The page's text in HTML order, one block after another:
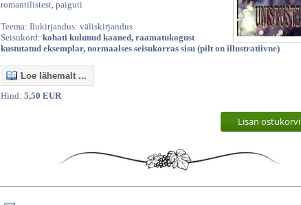
romantilistest, paiguti
Teema: Ilukirjandus: väliskirjandus
Seisukord: kohati kulunud kaaned, raamatukogust
kustutatud eksemplar, normaalses seisukorras sisu (pilt on illustratiivne)
Loe lähemalt ...
Hind: 5,50 EUR
Lisan ostukorvi